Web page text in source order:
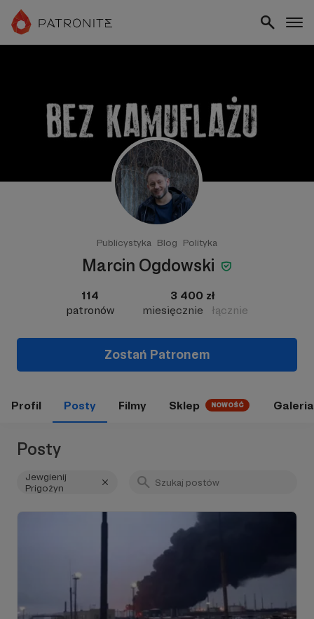
Publicystyka Blog Polityka
Marcin Ogdowski
114
patronów
3 400 zł
miesięcznie
łącznie
Zostań Patronem
Profil Posty Filmy Sklep NOWOŚĆ Galeria
Posty
Jewgienij
Prigożyn